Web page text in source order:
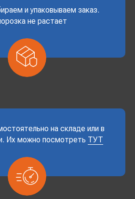
и упаковываем заказ.
не растает
на складе или в
Их можно посмотреть ТУТ